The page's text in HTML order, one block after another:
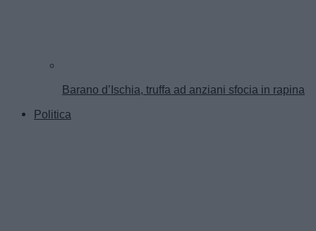
Barano d’Ischia, truffa ad anziani sfocia in rapina
Politica